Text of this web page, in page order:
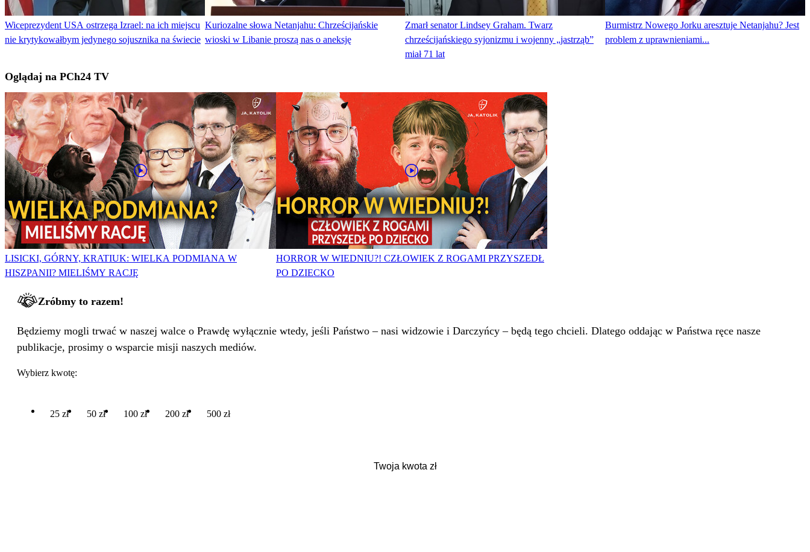
Wiceprezydent USA ostrzega Izrael: na ich miejscu
nie krytykowałbym jedynego sojusznika na świecie
Kuriozalne słowa Netanjahu: Chrześcijańskie
wioski w Libanie proszą nas o aneksję
Zmarł senator Lindsey Graham. Twarz
chrześcijańskiego syjonizmu i wojenny „jastrząb”
miał 71 lat
Burmistrz Nowego Jorku aresztuje Netanjahu? Jest
problem z uprawnieniami...
Oglądaj na PCh24 TV
LISICKI, GÓRNY, KRATIUK: WIELKA PODMIANA W
HISZPANII? MIELIŚMY RACJĘ
HORROR W WIEDNIU?! CZŁOWIEK Z ROGAMI PRZYSZEDŁ
PO DZIECKO
Zróbmy to razem!
Będziemy mogli trwać w naszej walce o Prawdę wyłącznie wtedy, jeśli Państwo – nasi widzowie i Darczyńcy – będą tego chcieli. Dlatego oddając w Państwa ręce nasze
publikacje, prosimy o wsparcie misji naszych mediów.
Wybierz kwotę:
25 zł 50 zł 100 zł 200 zł 500 zł